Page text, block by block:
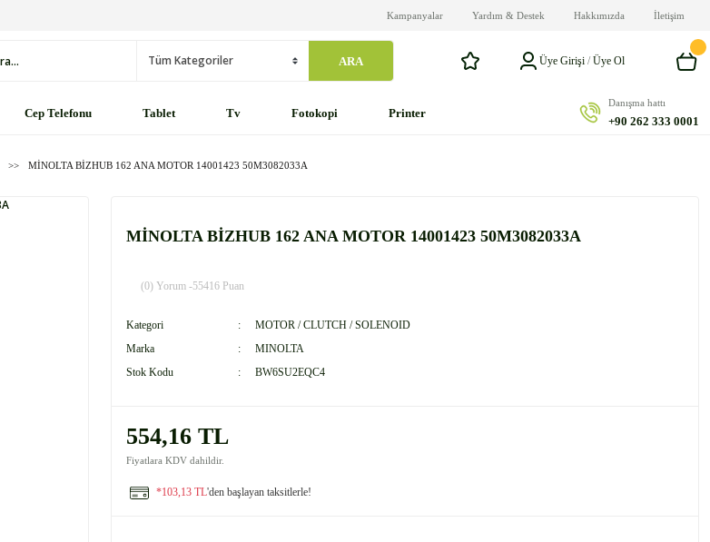
Kampanyalar Yardım & Destek Hakkımızda İletişim
ARA Üye Girişi /Üye Ol
Cep Telefonu Tablet Tv Fotokopi Printer
Danışma hattı
+90 262 333 0001
MİNOLTA BİZHUB 162 ANA MOTOR 14001423 50M3082033A
MİNOLTA BİZHUB 162 ANA MOTOR 14001423 50M3082033A
(0) Yorum -55416 Puan
Kategori
MOTOR / CLUTCH / SOLENOID
Marka
MINOLTA
Stok Kodu
BW6SU2EQC4
554,16 TL
Fiyatlara KDV dahildir.
*103,13 TL'den başlayan taksitlerle!